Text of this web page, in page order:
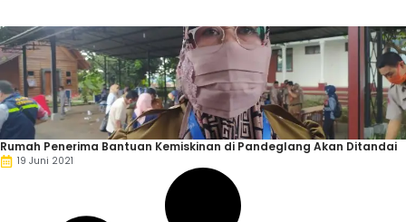
Rumah Penerima Bantuan Kemiskinan di Pandeglang Akan Ditandai
19 Juni 2021